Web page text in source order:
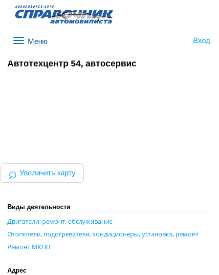
Вход
Автотехцентр 54, автосервис
⌕ Увеличить карту
Виды деятельности
Двигатели: ремонт, обслуживание
Отопители, подогреватели, кондиционеры, установка, ремонт
Ремонт МКПП
Адрес